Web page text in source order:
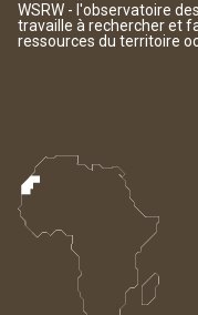
WSRW - l'observatoire
travaille à rechercher et
ressources du territoire